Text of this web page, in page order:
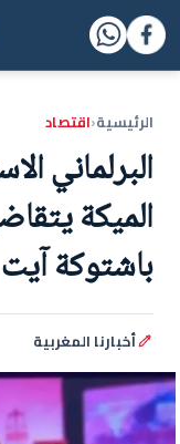
الرئيسية‹اقتصاد
البرلماني
باشتوكة آيت
أخبارنا المغربية